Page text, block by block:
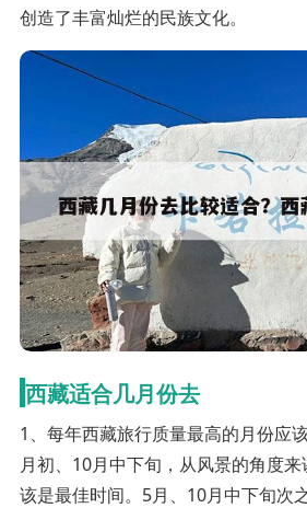
创造了丰富灿烂的民族文化。
西藏适合几月份去
1、每年西藏旅行质量最高的月份应
月初、10月中下旬，从风景的角度
该是最佳时间。5月、10月中下旬次之